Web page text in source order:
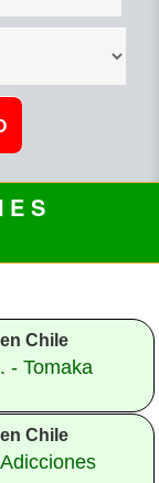
E S
Chile
- Tomaka
Chile